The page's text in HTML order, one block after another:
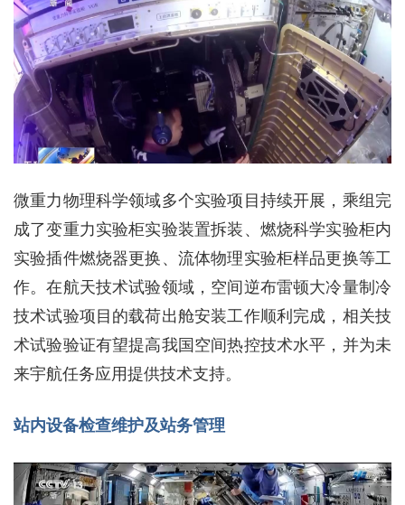
微重力物理科学领域多个实验项目持续开展，乘组完
成了变重力实验柜实验装置拆装、燃烧科学实验柜内
实验插件燃烧器更换、流体物理实验柜样品更换等工
作。在航天技术试验领域，空间逆布雷顿大冷量制冷
技术试验项目的载荷出舱安装工作顺利完成，相关技
术试验验证有望提高我国空间热控技术水平，并为未
来宇航任务应用提供技术支持。
站内设备检查维护及站务管理